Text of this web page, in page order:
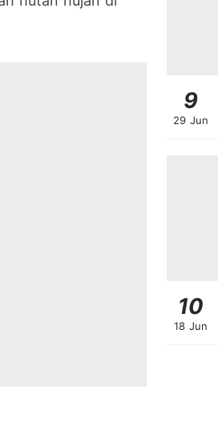
9
29 Jun
10
18 Jun